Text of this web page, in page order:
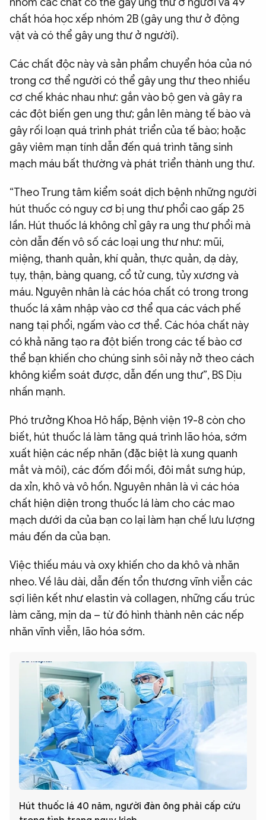
chất hóa học xếp nhóm 2B (gây ung thư ở động
vật và có thể gây ung thư ở người).
Các chất độc này và sản phẩm chuyển hóa của nó
trong cơ thể người có thể gây ung thư theo nhiều
cơ chế khác nhau như: gắn vào bộ gen và gây ra
các đột biến gen ung thư; gắn lên màng tế bào và
gây rối loạn quá trình phát triển của tế bào; hoặc
gây viêm mạn tính dẫn đến quá trình tăng sinh
mạch máu bất thường và phát triển thành ung thư.
“Theo Trung tâm kiểm soát dịch bệnh những người
hút thuốc có nguy cơ bị ung thư phổi cao gấp 25
lần. Hút thuốc lá không chỉ gây ra ung thư phổi mà
còn dẫn đến vô số các loại ung thư như: mũi,
miệng, thanh quản, khí quản, thực quản, dạ dày,
tụy, thận, bàng quang, cổ tử cung, tủy xương và
máu. Nguyên nhân là các hóa chất có trong trong
thuốc lá xâm nhập vào cơ thể qua các vách phế
nang tại phổi, ngấm vào cơ thể. Các hóa chất này
có khả năng tạo ra đột biến trong các tế bào cơ
thể bạn khiến cho chúng sinh sôi nảy nở theo cách
không kiểm soát được, dẫn đến ung thư”, BS Dịu
nhấn mạnh.
Phó trưởng Khoa Hô hấp, Bệnh viện 19-8 còn cho
biết, hút thuốc lá làm tăng quá trình lão hóa, sớm
xuất hiện các nếp nhăn (đặc biệt là xung quanh
mắt và môi), các đốm đồi mồi, đôi mắt sưng húp,
da xỉn, khô và vô hồn. Nguyên nhân là vì các hóa
chất hiện diện trong thuốc lá làm cho các mao
mạch dưới da của bạn co lại làm hạn chế lưu lượng
máu đến da của bạn.
Việc thiếu máu và oxy khiến cho da khô và nhăn
nheo. Về lâu dài, dẫn đến tổn thương vĩnh viễn các
sợi liên kết như elastin và collagen, những cấu trúc
làm căng, mịn da – từ đó hình thành nên các nếp
nhăn vĩnh viễn, lão hóa sớm.
Hút thuốc lá 40 năm, người đàn ông phải cấp cứu